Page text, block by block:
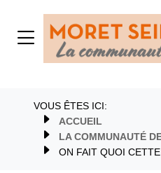
VOUS ÊTES ICI:
ACCUEIL
LA COMMUNAUTÉ
ON FAIT QUOI